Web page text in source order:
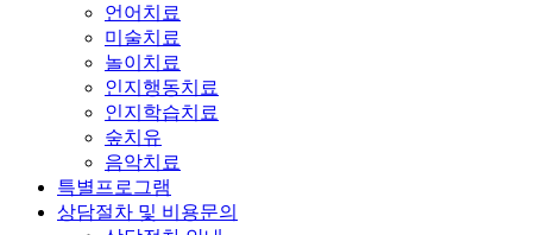
언어치료
미술치료
놀이치료
인지행동치료
인지학습치료
숲치유
음악치료
특별프로그램
상담절차 및 비용문의